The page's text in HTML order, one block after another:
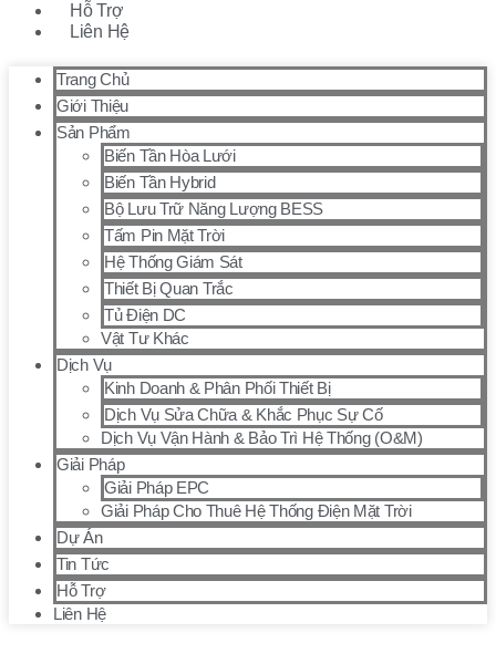
Hỗ Trợ
Liên Hệ
Trang Chủ
Giới Thiệu
Sản Phẩm
Biến Tần Hòa Lưới
Biến Tần Hybrid
Bộ Lưu Trữ Năng Lượng BESS
Tấm Pin Mặt Trời
Hệ Thống Giám Sát
Thiết Bị Quan Trắc
Tủ Điện DC
Vật Tư Khác
Dịch Vụ
Kinh Doanh & Phân Phối Thiết Bị
Dịch Vụ Sửa Chữa & Khắc Phục Sự Cố
Dịch Vụ Vận Hành & Bảo Trì Hệ Thống (O&M)
Giải Pháp
Giải Pháp EPC
Giải Pháp Cho Thuê Hệ Thống Điện Mặt Trời
Dự Án
Tin Tức
Hỗ Trợ
Liên Hệ